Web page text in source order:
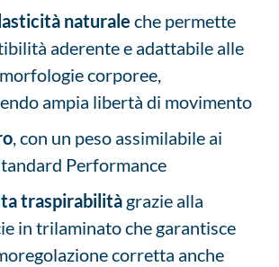
naturale che permette
aderente e adattabile alle
corporee,
ampia libertà di movimento
, con un peso assimilabile ai
Performance
traspirabilità grazie alla
in trilaminato che garantisce
corretta anche